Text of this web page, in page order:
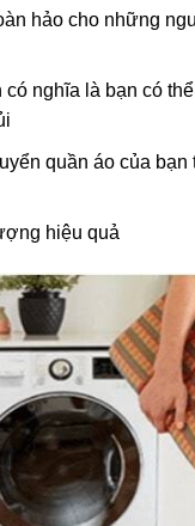
hảo cho những
nghĩa là bạn có
quần áo của bạn
hiệu quả